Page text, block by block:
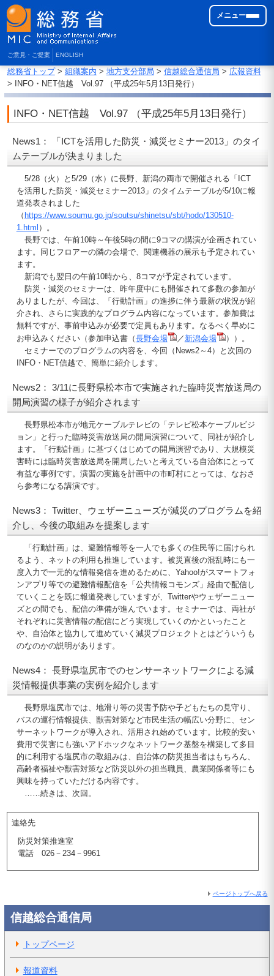
ご意見・ご提案 ENGLISH
メニュー
総務省トップ> 組織案内 > 地方支分部局 > 信越総合通信局 > 広報資料
> INFO・NET信越 Vol.97 （平成25年5月13日発行）
INFO・NET信越 Vol.97 （平成25年5月13日発行）
News1： 「ICTを活用した防災・減災セミナー2013」のタイ
ムテーブルが決まりました
5/28（火）と5/29（水）に長野、新潟の両市で開催される「ICT
を活用した防災・減災セミナー2013」のタイムテーブルが5/10に報
道発表されました
（ https://www.soumu.go.jp/soutsu/shinetsu/sbt/hodo/130510-
1.html ）。
長野では、午前10時～午後5時の間に9コマの講演が企画されてい
ます。同じフロアーの隣の会場で、関連機器の展示も予定されてい
ます。
新潟でも翌日の午前10時から、8コマが予定されています。
防災・減災のセミナーは、昨年度中にも開催されて多数の参加が
ありましたが、今回は、「行動計画」の進捗に伴う最新の状況が紹
介され、さらに実践的なプログラム内容になっています。参加費は
無料ですが、事前申込みが必要で定員もあります。なるべく早めに
お申込みください（参加申込書（長野会場 ／ 新潟会場
））。
セミナーでのプログラムの内容を、今回（News2～4）と次回の
INFO・NET信越で、簡単に紹介します。
News2： 3/11に長野県松本市で実施された臨時災害放送局の
開局演習の様子が紹介されます
長野県松本市が地元ケーブルテレビの「テレビ松本ケーブルビジ
ョン」と行った臨時災害放送局の開局演習について、同社が紹介し
ます。「行動計画」に基づくはじめての開局演習であり、大規模災
害時には臨時災害放送局を開局したいと考えている自治体にとって
有益な事例です。演習の実施を計画中の市町村にとっては、なおさ
ら参考になる講演です。
News3： Twitter、ウェザーニューズが減災のプログラムを紹
介し、今後の取組みを提案します
「行動計画」は、避難情報等を一人でも多くの住民等に届けられ
るよう、ネットの利用も推進しています。被災直後の混乱時にも一
度入力で一元的な情報発信を進めるために、Yahoo!がスマートフォ
ンアプリ等での避難情報配信を「公共情報コモンズ」経由で配信し
ていくことを既に報道発表していますが、Twitterやウェザーニュー
ズとの間でも、配信の準備が進んでいます。セミナーでは、両社が
それぞれに災害情報の配信にどう実現していくのかといったこと
や、自治体と協力して進めていく減災プロジェクトとはどういうも
のなのかの説明があります。
News4： 長野県塩尻市でのセンサーネットワークによる減
災情報提供事業の実例を紹介します
長野県塩尻市では、地滑り等の災害予防や子どもたちの見守り、
バスの運行情報提供、獣害対策など市民生活の幅広い分野に、セン
サーネットワークが導入され、活用され始めています。比較的安い
費用で災害にも強いアドホックなネットワーク基盤を構築して多目
的に利用する塩尻市の取組みは、自治体の防災担当者はもちろん、
高齢者福祉や獣害対策など防災以外の担当職員、農業関係者等にも
興味を持っていただける内容です。
……続きは、次回。
連絡先
防災対策推進室
電話 026－234－9961
ページトップへ戻る
信越総合通信局
トップページ
報道資料